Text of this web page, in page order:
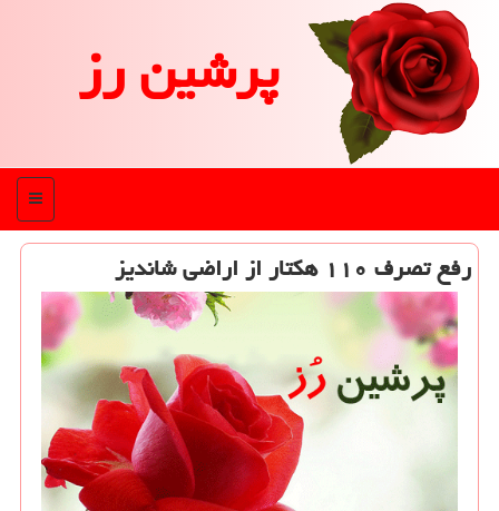
پرشین رز
منو
رفع تصرف ۱۱۰ هكتار از اراضی شاندیز